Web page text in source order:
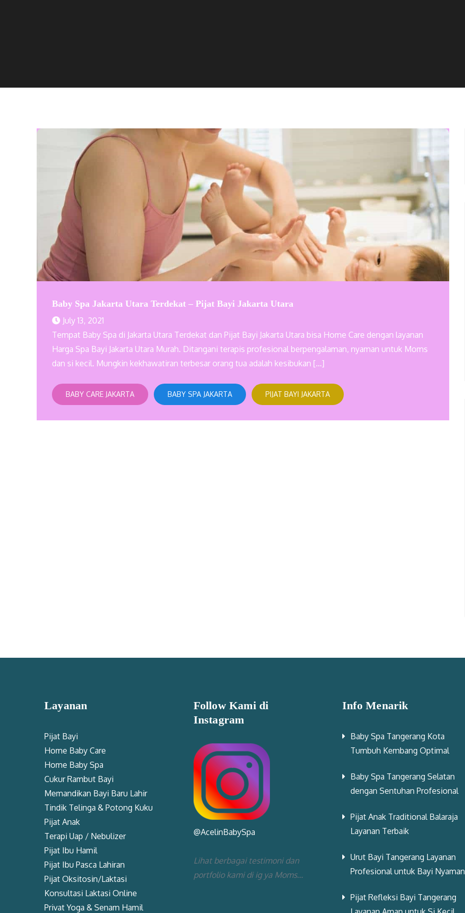
Baby Spa Jakarta Utara Terdekat – Pijat Bayi Jakarta Utara
July 13, 2021
Tempat Baby Spa di Jakarta Utara Terdekat dan Pijat Bayi Jakarta Utara bisa Home Care dengan layanan
Harga Spa Bayi Jakarta Utara Murah. Ditangani terapis profesional berpengalaman, nyaman untuk Moms
dan si kecil. Mungkin kekhawatiran terbesar orang tua adalah kesibukan […]
BABY CARE JAKARTA BABY SPA JAKARTA PIJAT BAYI JAKARTA
Layanan
Pijat Bayi
Home Baby Care
Home Baby Spa
Cukur Rambut Bayi
Memandikan Bayi Baru Lahir
Tindik Telinga & Potong Kuku
Pijat Anak
Terapi Uap / Nebulizer
Pijat Ibu Hamil
Pijat Ibu Pasca Lahiran
Pijat Oksitosin/Laktasi
Konsultasi Laktasi Online
Privat Yoga & Senam Hamil
Follow Kami di
Instagram
@AcelinBabySpa
Lihat berbagai testimoni dan
portfolio kami di ig ya Moms...
Info Menarik
Baby Spa Tangerang Kota
Tumbuh Kembang Optimal
Baby Spa Tangerang Selatan
dengan Sentuhan Profesional
Pijat Anak Traditional Balaraja
Layanan Terbaik
Urut Bayi Tangerang Layanan
Profesional untuk Bayi Nyaman
Pijat Refleksi Bayi Tangerang